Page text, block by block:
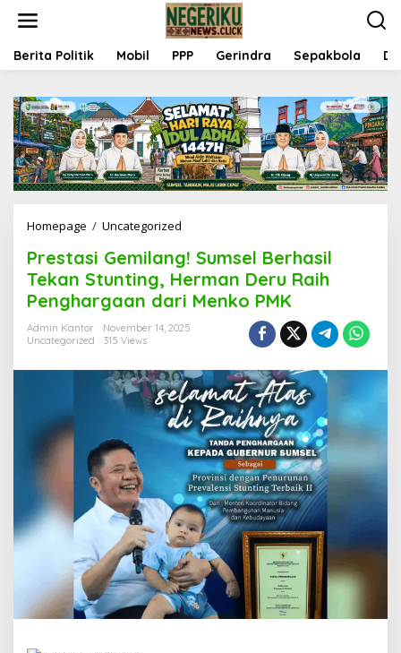
t
Berita Politik Mobil PPP Gerindra Sepakbola
Homepage / Uncategorized
e
s
t
a
s
e
m
i
l
a
n
S
u
m
s
e
l
B
e
Prestasi Gemilang! Sumsel Berhasil
Tekan Stunting, Herman Deru Raih
Penghargaan dari Menko PMK
Admin Kantor
November 14, 2025
Uncategorized
315 Views